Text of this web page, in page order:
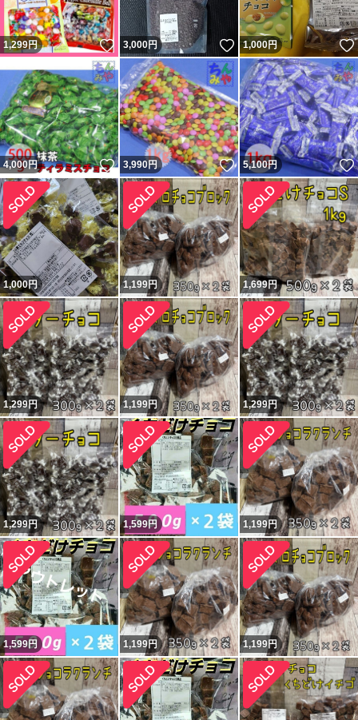
1,299円 いいね！
3,000円 いいね！
1,000円
4,000円 いいね！
3,990円 いいね！
5,100円
1,000円 1,199円 1,699円
1,299円 1,199円 1,299円
1,299円 1,599円 1,199円
1,599円 1,199円 1,199円